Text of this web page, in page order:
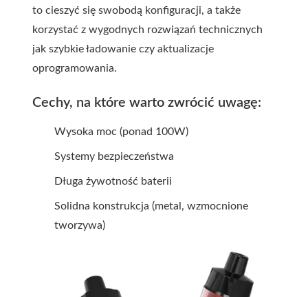
to cieszyć się swobodą konfiguracji, a także
korzystać z wygodnych rozwiązań technicznych
jak szybkie ładowanie czy aktualizacje
oprogramowania.
Cechy, na które warto zwrócić uwagę:
Wysoka moc (ponad 100W)
Systemy bezpieczeństwa
Długa żywotność baterii
Solidna konstrukcja (metal, wzmocnione
tworzywa)